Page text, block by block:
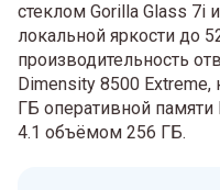
стеклом Gorilla Glass 7i
локальной яркости до
производительность
Dimensity 8500 Extreme,
ГБ оперативной памяти
4.1 объёмом 256 ГБ.